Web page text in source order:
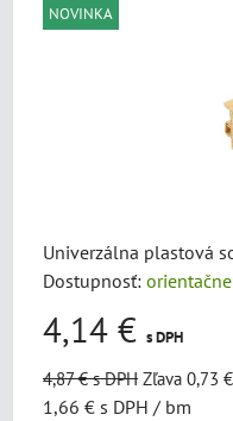
NOVINKA
Univerzálna plastová
Dostupnosť:
4,14 € s DPH
4,87 €s DPH Zľava 0,73 €
1,66 € s DPH / bm